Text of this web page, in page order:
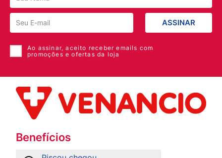
ASSINAR
Ao assinar, aceito receber emails com
promoções e ofertas da loja
Benefícios